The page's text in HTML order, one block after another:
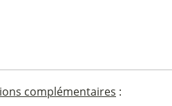
complémentaires :